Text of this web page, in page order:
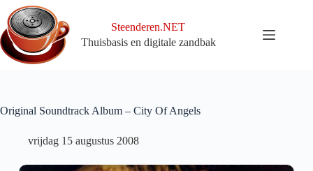
naar
de
inhoud
Steenderen.NET
Thuisbasis en digitale zandbak
Original Soundtrack Album – City Of Angels
vrijdag 15 augustus 2008